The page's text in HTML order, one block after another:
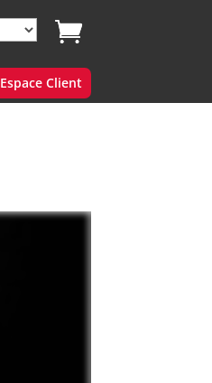
Espace Client